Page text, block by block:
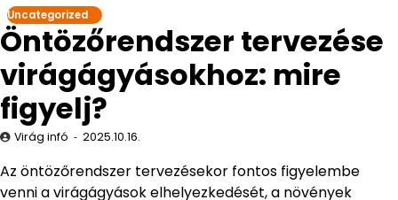
Uncategorized
Öntözőrendszer tervezése
virágágyásokhoz: mire
figyelj?
Virág infó 2025.10.16.
Az öntözőrendszer tervezésekor fontos figyelembe
venni a virágágyások elhelyezkedését, a növények